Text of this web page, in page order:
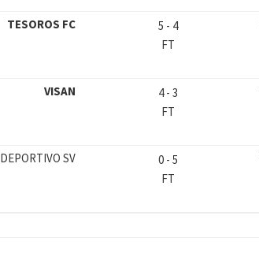
TESOROS FC 5 - 4
FT
VISAN 4- 3
FT
DEPORTIVO SV 0- 5
FT